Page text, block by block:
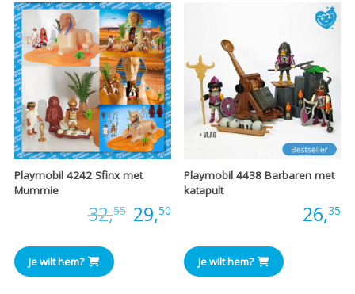
Playmobil 4242 Sfinx met
Mummie
32,55 Oorspronkelijke
29,50Huidige
prijs
is:
Je wilt hem?
Playmobil 4438 Barbaren met
katapult
26,35
Je wilt hem?